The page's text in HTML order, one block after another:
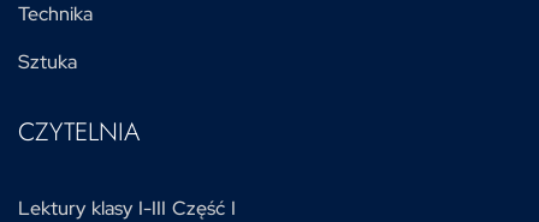
Technika
Sztuka
CZYTELNIA
Lektury klasy I-III Część I